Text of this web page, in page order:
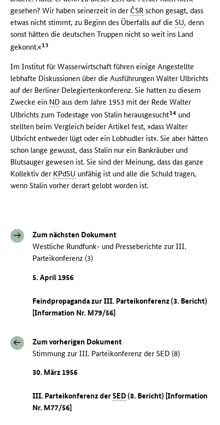
gesehen? Wir haben seinerzeit in der ČSR schon gesagt, dass
etwas nicht stimmt, zu Beginn des Überfalls auf dieSU, denn
sonst hätten die deutschen Truppen nicht so weit ins Land
gekonnt.«13
Im Institut für Wasserwirtschaft führen einige Angestellte
lebhafte Diskussionen über die Ausführungen Walter Ulbrichts
auf der Berliner Delegiertenkonferenz. Sie hatten zu diesem
Zwecke ein ND aus dem Jahre 1953 mit der Rede Walter
Ulbrichts zum Todestage von Stalin herausgesucht14 und
stellten beim Vergleich beider Artikel fest, »dass Walter
Ulbricht entweder lügt oder ein Lobhudler ist«. Sie aber hätten
schon lange gewusst, dass Stalin nur ein Bankräuber und
Blutsauger gewesen ist. Sie sind der Meinung, dass das ganze
Kollektiv der KPdSU unfähig ist und alle die Schuld tragen,
wenn Stalin vorher derart gelobt worden ist.
Zum nächsten Dokument
Westliche Rundfunk- und Presseberichte zur III.
Parteikonferenz (3)
5. April 1956
Feindpropaganda zur III. Parteikonferenz (3. Bericht)
[Information Nr. M79/56]
Zum vorherigen Dokument
Stimmung zur III. Parteikonferenz der SED (8)
30. März 1956
III. Parteikonferenz derSED (8. Bericht) [Information
Nr. M77/56]